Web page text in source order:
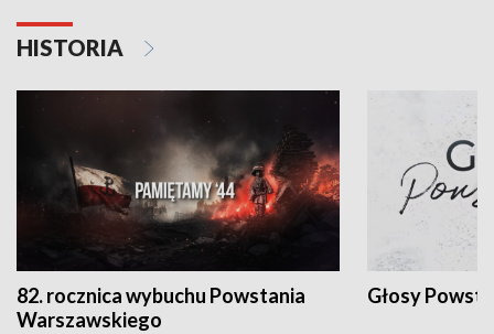
HISTORIA
82. rocznica wybuchu Powstania
Warszawskiego
Głosy